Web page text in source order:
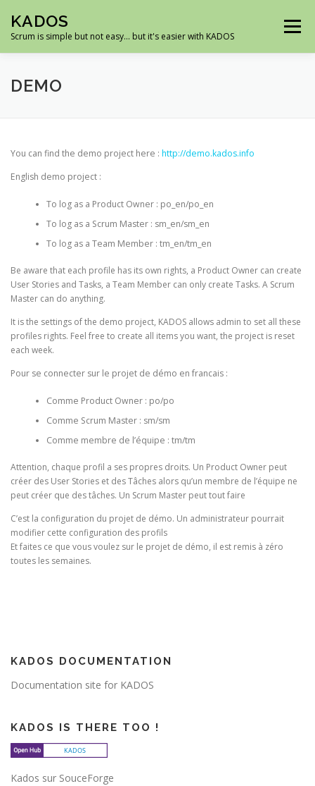
content
KADOS
Scrum is simple but not easy… but it's easier with KADOS
Menu
HOME
DEMO
You can find the demo project here : http://demo.kados.info
English demo project :
To log as a Product Owner : po_en/po_en
To log as a Scrum Master : sm_en/sm_en
To log as a Team Member : tm_en/tm_en
Be aware that each profile has its own rights, a Product Owner can create
User Stories and Tasks, a Team Member can only create Tasks. A Scrum
Master can do anything.
It is the settings of the demo project, KADOS allows admin to set all these
profiles rights. Feel free to create all items you want, the project is reset
each week.
Pour se connecter sur le projet de démo en francais :
Comme Product Owner : po/po
Comme Scrum Master : sm/sm
Comme membre de l’équipe : tm/tm
Attention, chaque profil a ses propres droits. Un Product Owner peut
créer des User Stories et des Tâches alors qu’un membre de l’équipe ne
peut créer que des tâches. Un Scrum Master peut tout faire
C’est la configuration du projet de démo. Un administrateur pourrait
modifier cette configuration des profils
Et faites ce que vous voulez sur le projet de démo, il est remis à zéro
toutes les semaines.
KADOS DOCUMENTATION
Documentation site for KADOS
KADOS IS THERE TOO !
Kados sur SouceForge